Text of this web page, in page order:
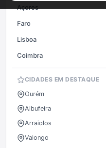
Açores
Faro
Lisboa
Coimbra
CIDADES EM DESTAQUE
Ourém
Albufeira
Arraiolos
Valongo